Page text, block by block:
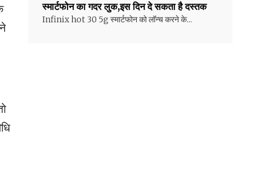
स्मार्टफोन का गदर लुक,इस दिन दे सकता है दस्तक
Infinix hot 30 5g स्मार्टफोन को लॉन्च करने के...